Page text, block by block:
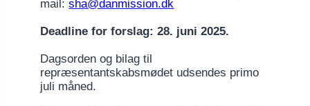
mail:sha@danmission.dk
Deadline for forslag: 28. juni 2025.
Dagsorden og bilag til
repræsentantskabsmødet udsendes primo
juli måned.